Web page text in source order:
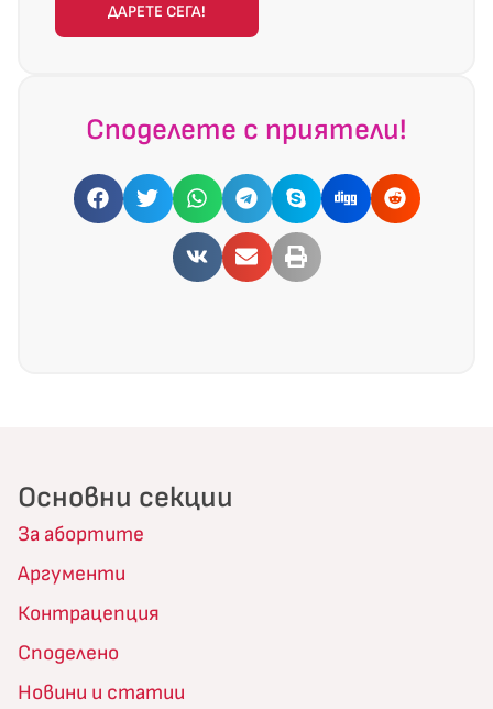
ДАРЕТЕ СЕГА!
Споделете с приятели!
Основни секции
За абортите
Аргументи
Контрацепция
Споделено
Новини и статии